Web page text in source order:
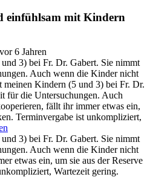
einfühlsam mit Kindern
vor 6 Jahren
3) bei Fr. Dr. Gabert. Sie nimmt
Auch wenn die Kinder nicht
meinen Kindern (5 und 3) bei Fr. Dr.
für die Untersuchungen. Auch
fällt ihr immer etwas ein,
Terminvergabe ist unkompliziert,
3) bei Fr. Dr. Gabert. Sie nimmt
Auch wenn die Kinder nicht
etwas ein, um sie aus der Reserve
Wartezeit gering.